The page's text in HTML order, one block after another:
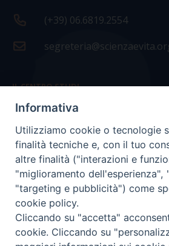
(+39) 06.6819.2554
IL CENTRO STUDI
La nostra storia
Statuto
Presidenza e ufficio presidenza
Consiglio scientifico
Coordinamento nazionale
Informativa
Utilizziamo cookie o tecnologie
finalità tecniche e, con il tuo
altre finalità ("interazioni e
"miglioramento dell'esperienza",
"targeting e pubblicità") come
cookie policy.
Cliccando su "accetta"
cookie. Cliccando su